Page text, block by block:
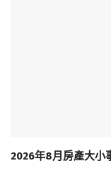
2026年8月房產大小